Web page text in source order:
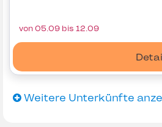
von 05.09 bis 12.09
Weitere Unterkünfte